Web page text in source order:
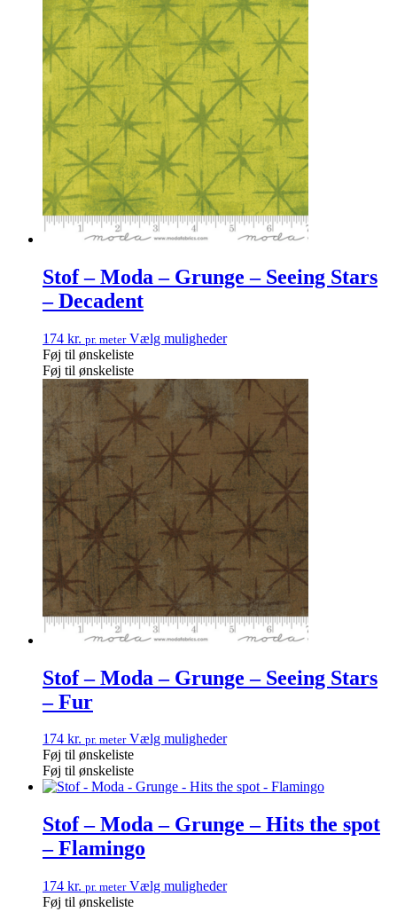
Stof – Moda – Grunge – Seeing Stars
– Decadent
174 kr. pr. meter Vælg muligheder
Føj til ønskeliste
Føj til ønskeliste
Stof – Moda – Grunge – Seeing Stars
– Fur
174 kr. pr. meter Vælg muligheder
Føj til ønskeliste
Føj til ønskeliste
Stof – Moda – Grunge – Hits the spot
– Flamingo
174 kr. pr. meter Vælg muligheder
Føj til ønskeliste